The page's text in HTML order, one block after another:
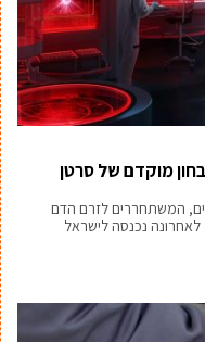
מוקדם של סרטן
המשתחררים לזרם הדם
נכנסה לישראל